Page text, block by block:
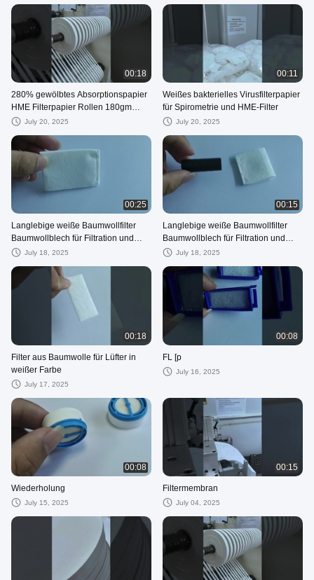
00:18
280% gewölbtes Absorptionspapier
HME Filterpapier Rollen 180gm
Holz Baumwolle Push
July 20, 2025
00:11
Weißes bakterielles Virusfilterpapier
für Spirometrie und HME-Filter
July 20, 2025
00:25
Langlebige weiße Baumwollfilter
Baumwollblech für Filtration und
Langlebigkeit
July 18, 2025
00:15
Langlebige weiße Baumwollfilter
Baumwollblech für Filtration und
Langlebigkeit
July 18, 2025
00:18
Filter aus Baumwolle für Lüfter in
weißer Farbe
July 17, 2025
00:08
FL [p
July 16, 2025
00:08
Wiederholung
July 15, 2025
00:15
Filtermembran
July 04, 2025